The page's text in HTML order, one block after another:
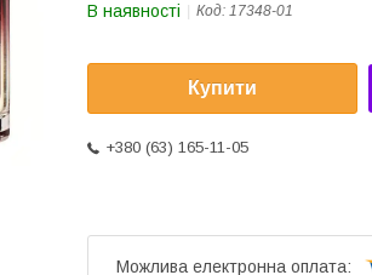
В наявності Код: 17348-01
Купити
+380 (63) 165-11-05